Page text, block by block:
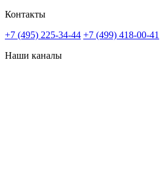
Контакты
+7 (495) 225-34-44 +7 (499) 418-00-41
Наши каналы